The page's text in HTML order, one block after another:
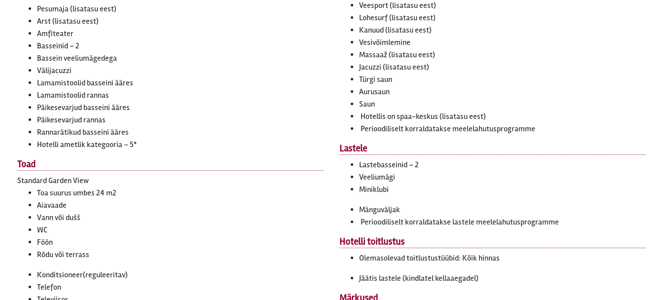
Pesumaja (lisatasu eest)
Arst (lisatasu eest)
Amfiteater
Basseinid – 2
Bassein veeliumägedega
Välijacuzzi
Lamamistoolid basseini ääres
Lamamistoolid rannas
Päikesevarjud basseini ääres
Päikesevarjud rannas
Rannarätikud basseini ääres
Hotelli ametlik kategooria – 5*
Toad
Standard Garden View
Toa suurus umbes 24 m2
Aiavaade
Vann või dušš
WC
Föön
Rõdu või terrass
Konditsioneer(reguleeritav)
Telefon
Veesport (lisatasu eest)
Lohesurf (lisatasu eest)
Kanuud (lisatasu eest)
Vesivõimlemine
Massaaž (lisatasu eest)
Jacuzzi (lisatasu eest)
Türgi saun
Aurusaun
Saun
Hotellis on spaa-keskus (lisatasu eest)
Perioodiliselt korraldatakse meelelahutusprogramme
Lastele
Lastebasseinid – 2
Veeliumägi
Miniklubi
Mänguväljak
Perioodiliselt korraldatakse lastele meelelahutusprogramme
Hotelli toitlustus
Olemasolevad toitlustustüübid: Kõik hinnas
Jäätis lastele (kindlatel kellaaegadel)